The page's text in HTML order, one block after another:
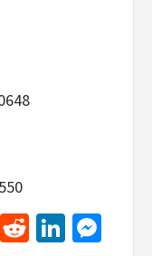
GmailReddit